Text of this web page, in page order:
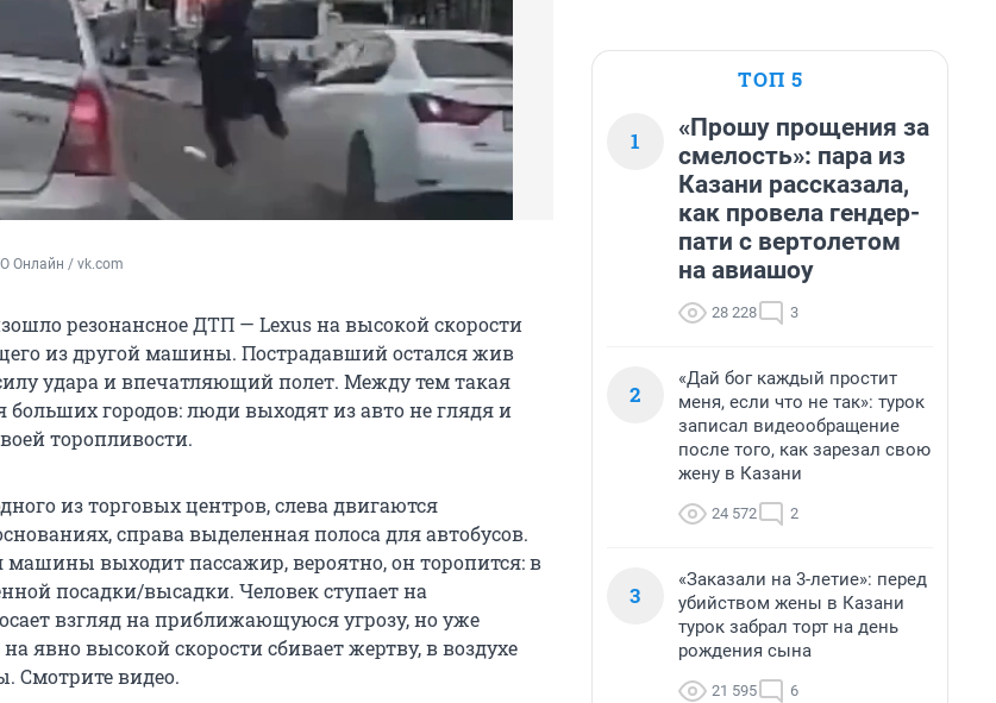
Онлайн / vk.com
резонансное ДТП — Lexus на высокой скорости
из другой машины. Пострадавший остался жив
удара и впечатляющий полет. Между тем такая
городов: люди выходят из авто не глядя и
торопливости.
из торговых центров, слева двигаются
справа выделенная полоса для автобусов.
машины выходит пассажир, вероятно, он торопится: в
посадки/высадки. Человек ступает на
взгляд на приближающуюся угрозу, но уже
явно высокой скорости сбивает жертву, в воздухе
Смотрите видео.
ТОП 5
1
«Прошу прощения за
смелость»: пара из
Казани рассказала,
как провела гендер-
пати с вертолетом
на авиашоу
28 228 3
2
«Дай бог каждый простит
меня, если что не так»: турок
записал видеообращение
после того, как зарезал свою
жену в Казани
24 572 2
3
«Заказали на 3-летие»: перед
убийством жены в Казани
турок забрал торт на день
рождения сына
21 595 6